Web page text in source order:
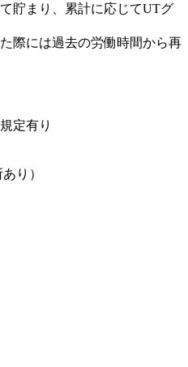
貯まり、累計に応じてUTグ
際には過去の労働時間から再
定有り
り）